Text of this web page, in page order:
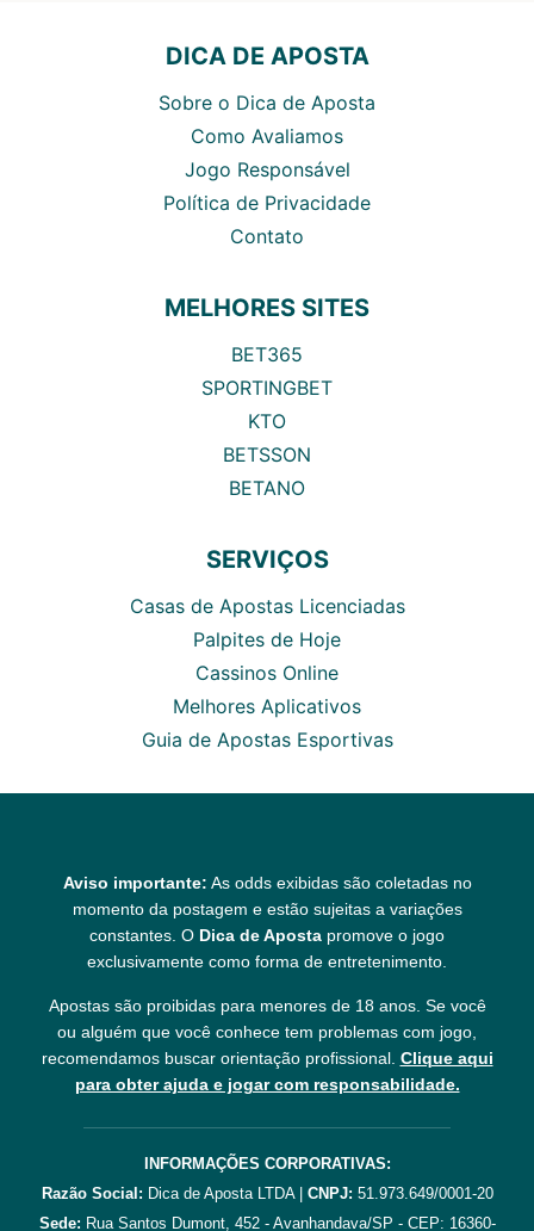
DICA DE APOSTA
Sobre o Dica de Aposta
Como Avaliamos
Jogo Responsável
Política de Privacidade
Contato
MELHORES SITES
BET365
SPORTINGBET
KTO
BETSSON
BETANO
SERVIÇOS
Casas de Apostas Licenciadas
Palpites de Hoje
Cassinos Online
Melhores Aplicativos
Guia de Apostas Esportivas
Aviso importante: As odds exibidas são coletadas no
momento da postagem e estão sujeitas a variações
constantes. O Dica de Aposta promove o jogo
exclusivamente como forma de entretenimento.
Apostas são proibidas para menores de 18 anos. Se você
ou alguém que você conhece tem problemas com jogo,
recomendamos buscar orientação profissional. Clique aqui
para obter ajuda e jogar com responsabilidade.
INFORMAÇÕES CORPORATIVAS:
Razão Social: Dica de Aposta LTDA | CNPJ: 51.973.649/0001-20
Sede: Rua Santos Dumont, 452 - Avanhandava/SP - CEP: 16360-